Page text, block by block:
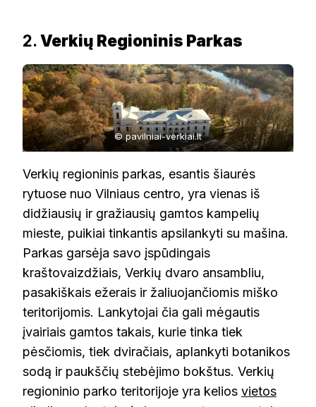
2.Verkių Regioninis Parkas
© pavilniai-verkiai.lt
Verkių regioninis parkas, esantis šiaurės
rytuose nuo Vilniaus centro, yra vienas iš
didžiausių ir gražiausių gamtos kampelių
mieste, puikiai tinkantis apsilankyti su mašina.
Parkas garsėja savo įspūdingais
kraštovaizdžiais, Verkių dvaro ansambliu,
pasakiškais ežerais ir žaliuojančiomis miško
teritorijomis. Lankytojai čia gali mėgautis
įvairiais gamtos takais, kurie tinka tiek
pėsčiomis, tiek dviračiais, aplankyti botanikos
sodą ir paukščių stebėjimo bokštus. Verkių
regioninio parko teritorijoje yra kelios vietos